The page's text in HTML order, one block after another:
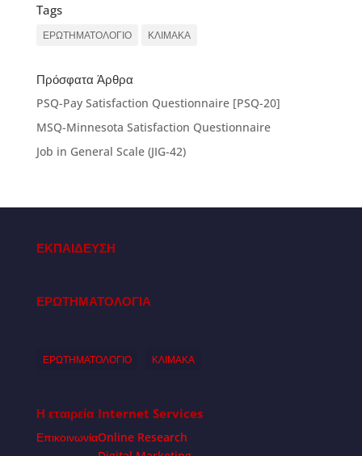
Tags
ΕΡΩΤΗΜΑΤΟΛΟΓΙΟ ΚΛΙΜΑΚΑ
Πρόσφατα Άρθρα
PSQ-Pay Satisfaction Questionnaire [PSQ-20]
MSQ-Minnesota Satisfaction Questionnaire
Job in General Scale (JIG-42)
ΕΚΠΑΙΔΕΥΣΗ
ΕΡΩΤΗΜΑΤΟΛΟΓΙΑ
ΕΡΩΤΗΜΑΤΟΛΟΓΙΟ ΚΛΙΜΑΚΑ
Η εταιρεία
Επικοινωνία
Internet Services
Online Research